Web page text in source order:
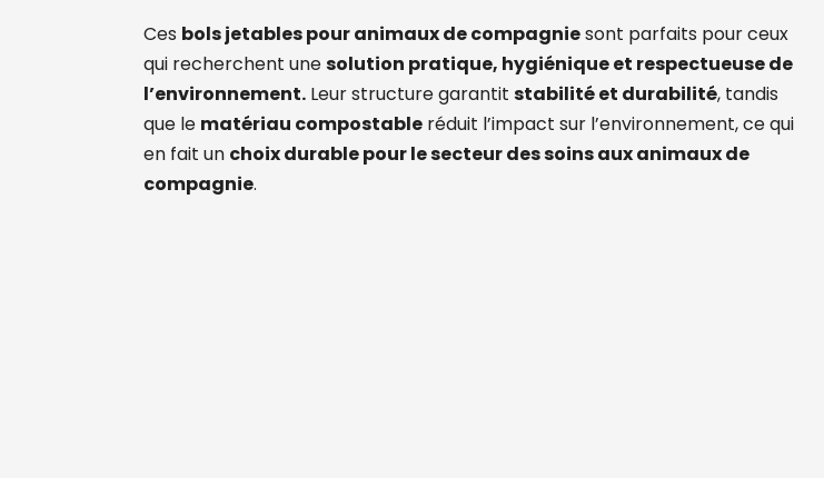
Ces bols jetables pour animaux de compagniesont parfaits pour ceux
qui recherchent unesolution pratique, hygiénique et respectueuse de
l’environnement. Leur structure garantit stabilité et durabilité, tandis
que le matériau compostable réduit l’impact sur l’environnement, ce qui
en fait un choix durable pour le secteur des soins aux animaux de
compagnie.